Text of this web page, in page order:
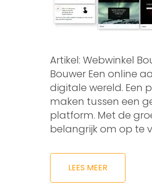
Artikel: Webwinkel
Bouwer Een online
digitale wereld. Een
maken tussen een
platform. Met de
belangrijk om op te
LEES MEER